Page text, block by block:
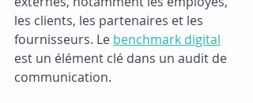
les clients, les partenaires et les
fournisseurs. Le benchmark digital
est un élément clé dans un audit de
communication.